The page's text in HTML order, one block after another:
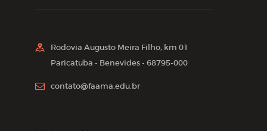
Rodovia Augusto Meira Filho, km 01
Paricatuba - Benevides - 68795-000
contato@faama.edu.br